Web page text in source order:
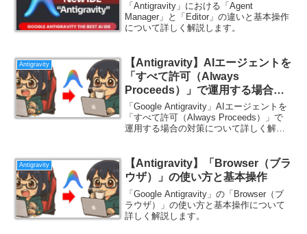
「Antigravity」における「Agent
Manager」と「Editor」の違いと基本操作
について詳しく解説します。
Antigravity
【Antigravity】AIエージェントを
「すべて許可（Always
Proceeds）」で運用する場合の
対策
「Google Antigravity」AIエージェントを
「すべて許可（Always Proceeds）」で
運用する場合の対策について詳しく解説
Antigravity
【Antigravity】「Browser（ブラ
ウザ）」の使い方と基本操作
「Google Antigravity」の「Browser（ブ
ラウザ）」の使い方と基本操作について
詳しく解説します。